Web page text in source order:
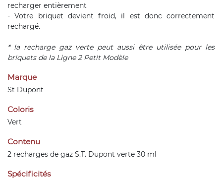
recharger entièrement
- Votre briquet devient froid, il est donc correctement
rechargé.
* la recharge gaz verte peut aussi être utilisée pour les
briquets de la Ligne 2 Petit Modèle
Marque
St Dupont
Coloris
Vert
Contenu
2 recharges de gaz S.T. Dupont verte 30 ml
Spécificités